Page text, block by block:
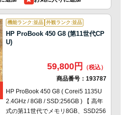
機能ランク:並品 外観ランク:並品
HP ProBook 450 G8 (第11世代CP
U)
59,800円
商品番号： 193787
HP ProBook 450 G8 ( Corei5 1135U
2.4GHz / 8GB / SSD:256GB ) 【 高年
式の第11世代でメモリ8GB、SSD256